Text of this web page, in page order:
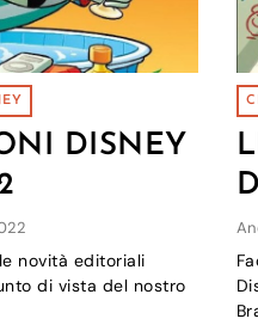
DISNEY
novità editoriali
di vista del nostro